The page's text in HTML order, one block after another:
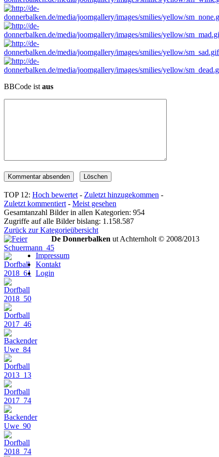
BBCode ist aus
TOP 12: Hoch bewertet - Zuletzt hinzugekommen -
Zuletzt kommentiert - Meist gesehen
Gesamtanzahl Bilder in allen Kategorien: 954
Zugriffe auf alle Bilder bislang: 1.158.587
Zurück zur Kategorieübersicht
De Donnerbalken ut Achternholt © 2008/2013
Impressum
Kontakt
Login